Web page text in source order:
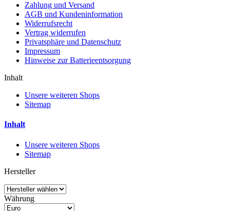
Zahlung und Versand
AGB und Kundeninformation
Widerrufsrecht
Vertrag widerrufen
Privatsphäre und Datenschutz
Impressum
Hinweise zur Batterieentsorgung
Inhalt
Unsere weiteren Shops
Sitemap
Inhalt
Unsere weiteren Shops
Sitemap
Hersteller
Währung